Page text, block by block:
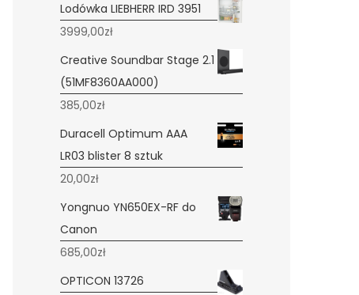
Lodówka LIEBHERR IRD 3951
3999,00zł
Creative Soundbar Stage 2.1
(51MF8360AA000)
385,00zł
Duracell Optimum AAA
LR03 blister 8 sztuk
20,00zł
Yongnuo YN650EX-RF do
Canon
685,00zł
OPTICON 13726